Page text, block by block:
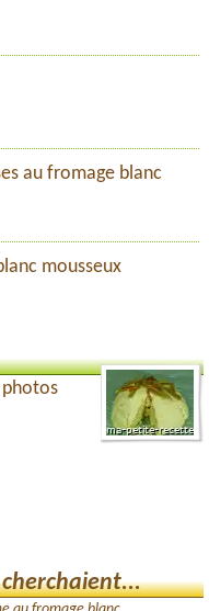
au fromage blanc
mousseux
photos